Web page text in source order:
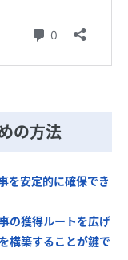
の方法
を安定的に確保でき
の獲得ルートを広げ
構築することが鍵で